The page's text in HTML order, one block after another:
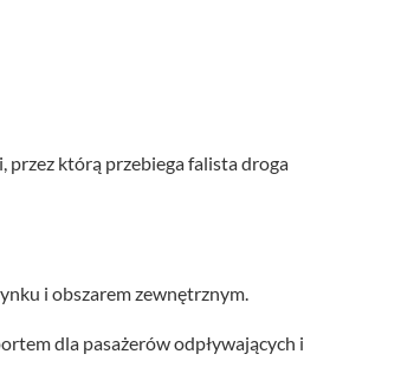
którą przebiega falista droga
i obszarem zewnętrznym.
dla pasażerów odpływających i